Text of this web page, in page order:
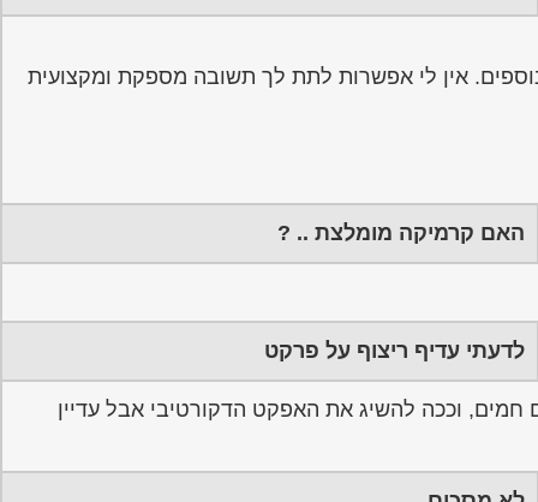
אין לי אפשרות לתת לך תשובה מספקת ומקצועית
האם קרמיקה מומלצת .. ?
לדעתי עדיף ריצוף על פרקט
חמים, וככה להשיג את האפקט הדקורטיבי אבל עדיין